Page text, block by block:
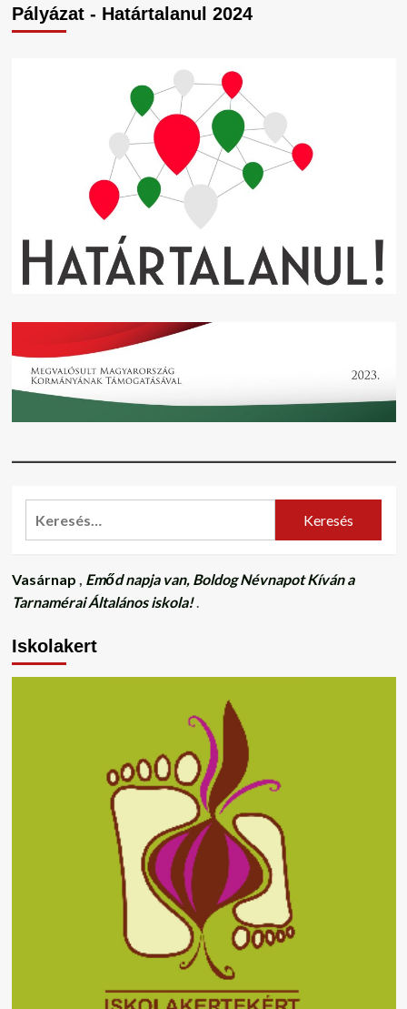
Pályázat - Határtalanul 2024
Vasárnap , Emőd napja van, Boldog Névnapot Kíván a
Tarnamérai Általános iskola!.
Iskolakert